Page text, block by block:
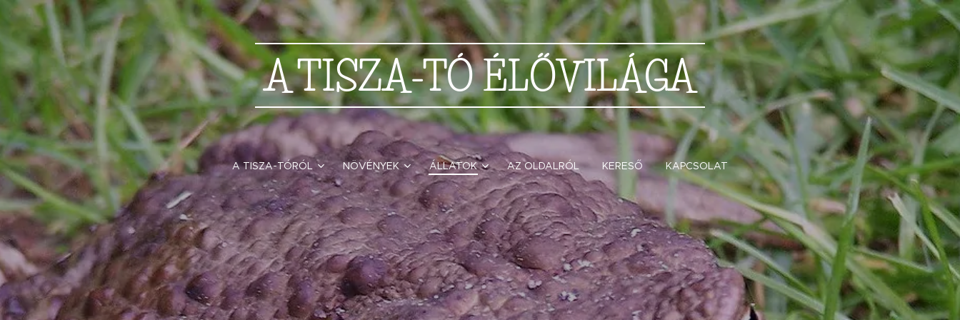
ATISZA-TÓÉLŐVILÁGA
A TISZA-TÓRÓL NÖVÉNYEK ÁLLATOK AZ OLDALRÓL KERESŐ KAPCSOLAT